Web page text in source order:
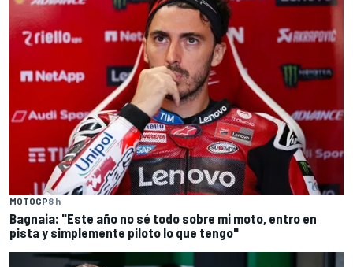
MOTOGP8 h
Bagnaia: "Este año no sé todo sobre mi moto, entro en
pista y simplemente piloto lo que tengo"